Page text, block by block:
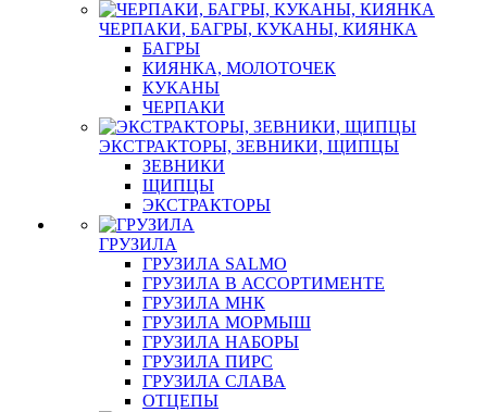
ЧЕРПАКИ, БАГРЫ, КУКАНЫ, КИЯНКА
БАГРЫ
КИЯНКА, МОЛОТОЧЕК
КУКАНЫ
ЧЕРПАКИ
ЭКСТРАКТОРЫ, ЗЕВНИКИ, ЩИПЦЫ
ЗЕВНИКИ
ЩИПЦЫ
ЭКСТРАКТОРЫ
ГРУЗИЛА
ГРУЗИЛА SALMO
ГРУЗИЛА В АССОРТИМЕНТЕ
ГРУЗИЛА МНК
ГРУЗИЛА МОРМЫШ
ГРУЗИЛА НАБОРЫ
ГРУЗИЛА ПИРС
ГРУЗИЛА СЛАВА
ОТЦЕПЫ